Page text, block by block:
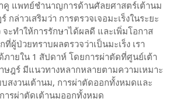
แพทย์ชำนาญการด้านศัลยศาสตร์เต้านม
กล่าวเสริมว่า การตรวจเจอมะเร็งในระยะ
จะทำให้การรักษาได้ผลดี และเพิ่มโอกาส
ผู้ป่วยทราบผลตรวจว่าเป็นมะเร็ง เรา
ภายใน 1 สัปดาห์ โดยการผ่าตัดที่ศูนย์เต้า
ษฎร์ มีแนวทางหลากหลายตามความเหมาะ
สงวนเต้านม, การผ่าตัดออกทั้งหมดและ
ารผ่าตัดเต้านมออกทั้งหมด